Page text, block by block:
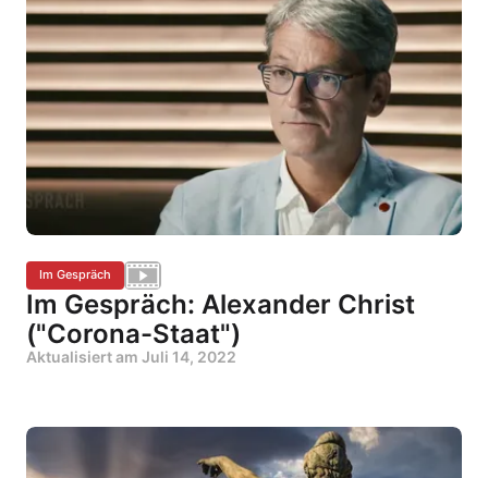
Im Gespräch
Im Gespräch: Alexander Christ
("Corona-Staat")
Aktualisiert am Juli 14, 2022